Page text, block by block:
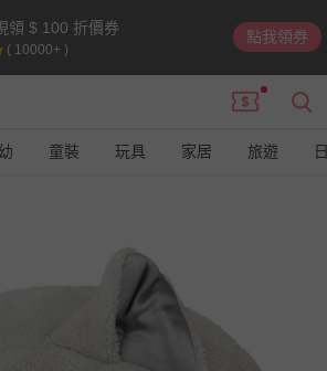
領 $ 100 折價券
( 10000+ )
點我領券
童裝 玩具 家居 旅遊